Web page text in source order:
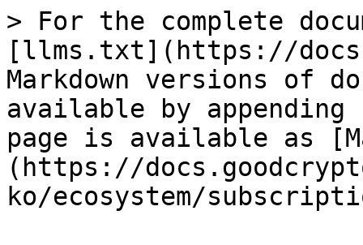
> For the complete
[llms.txt](https://
Markdown versions of
available by
page is available as
(https://
ko/ecosystem/